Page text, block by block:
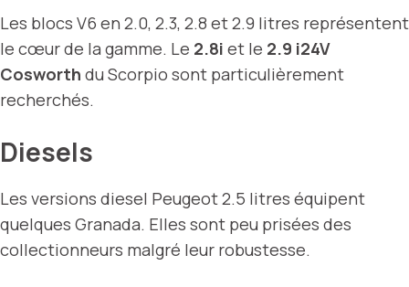
Les blocs V6 en 2.0, 2.3, 2.8 et 2.9 litres représentent
le cœur de la gamme. Le 2.8i et le 2.9 i24V
Cosworth du Scorpio sont particulièrement
recherchés.
Diesels
Les versions diesel Peugeot 2.5 litres équipent
quelques Granada. Elles sont peu prisées des
collectionneurs malgré leur robustesse.